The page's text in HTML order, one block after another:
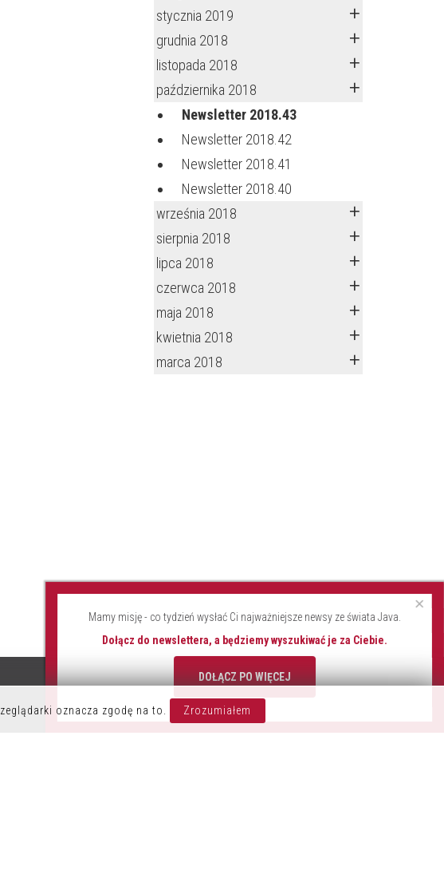
stycznia 2019
grudnia 2018
listopada 2018
października 2018
Newsletter 2018.43
Newsletter 2018.42
Newsletter 2018.41
Newsletter 2018.40
września 2018
sierpnia 2018
lipca 2018
czerwca 2018
maja 2018
kwietnia 2018
marca 2018
POZOSTAŃ W KONTAKCIE
oznacza zgodę na to. Zrozumiałem
×
Mamy misję - co tydzień wysłać Ci najważniejsze newsy ze świata Java.
Dołącz do newslettera, a będziemy wyszukiwać je za Ciebie.
DOŁĄCZ PO WIĘCEJ